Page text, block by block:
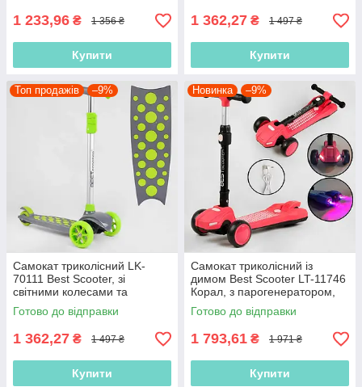
1 233,96 ₴ 1 356 ₴
Купити
1 362,27 ₴ 1 497 ₴
Купити
Топ продажів –9%
Самокат триколісний LK-
70111 Best Scooter, зі
світними колесами та
платформою, Салатовий
Готово до відправки
1 362,27 ₴ 1 497 ₴
Купити
Новинка –9%
Самокат триколісний із
димом Best Scooter LT-11746
Корал, з парогенератором,
світлом і звуками машини
Готово до відправки
1 793,61 ₴ 1 971 ₴
Купити